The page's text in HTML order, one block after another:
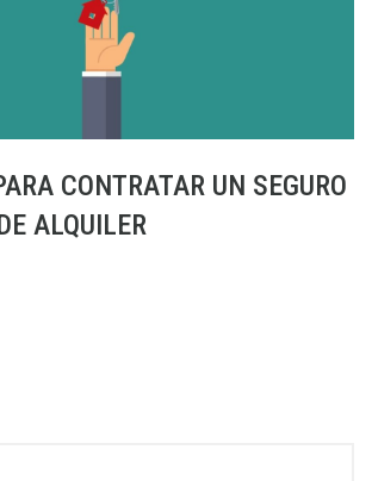
CONTRATAR UN SEGURO
ALQUILER